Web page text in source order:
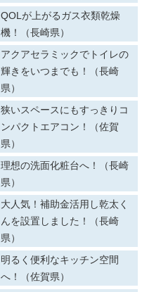
QOLが上がるガス衣類乾燥
機！（長崎県）
アクアセラミックでトイレの
輝きをいつまでも！（長崎
県）
狭いスペースにもすっきりコ
ンパクトエアコン！（佐賀
県）
理想の洗面化粧台へ！（長崎
県）
大人気！補助金活用し乾太く
んを設置しました！（長崎
県）
明るく便利なキッチン空間
へ！（佐賀県）